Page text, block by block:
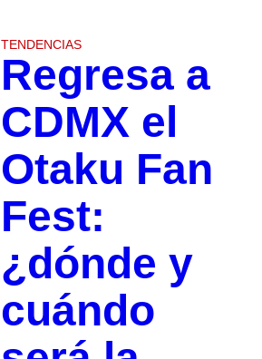
TENDENCIAS
Regresa a
CDMX el
Otaku Fan
Fest:
¿dónde y
cuándo